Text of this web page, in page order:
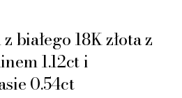
białego 18K złota z
1.12ct i
0.54ct